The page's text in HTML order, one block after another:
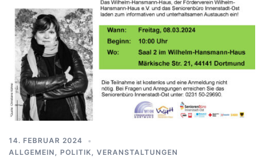
14. FEBRUAR 2024
ALLGEMEIN , POLITIK, VERANSTALTUNGEN